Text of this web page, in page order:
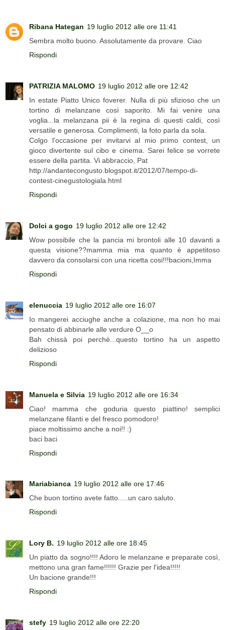
Ribana Hategan 19 luglio 2012 alle ore 11:41
Sembra molto buono. Assolutamente da provare. Ciao
Rispondi
PATRIZIA MALOMO 19 luglio 2012 alle ore 12:42
In estate Piatto Unico foverer. Nulla di più sfizioso che un
tortino di melanzane così saporito. Mi fai venire una
voglia...la melanzana pii è la regina di questi caldi, così
versatile e generosa. Complimenti, la foto parla da sola.
Colgo l'occasione per invitarvi al mio primo contest, un
gioco divertente sul cibo e cinema. Sarei felice se vorrete
essere della partita. Vi abbraccio, Pat
http://andantecongusto.blogspot.it/2012/07/tempo-di-
contest-cinegustologiala.html
Rispondi
Dolci a gogo 19 luglio 2012 alle ore 12:42
Wow possibile che la pancia mi brontoli alle 10 davanti a
questa visione??mamma mia ma quanto è appetitoso
davvero da consolarsi con una ricetta cosi!!!bacioni,Imma
Rispondi
elenuccia 19 luglio 2012 alle ore 16:07
Io mangerei acciughe anche a colazione, ma non ho mai
pensato di abbinarle alle verdure O__o
Bah chissà poi perchè...questo tortino ha un aspetto
delizioso
Rispondi
Manuela e Silvia 19 luglio 2012 alle ore 16:34
Ciao! mamma che goduria questo piattino! semplici
melanzane filanti e del fresco pomodoro!
piace moltissimo anche a noi!! :)
baci baci
Rispondi
Mariabianca 19 luglio 2012 alle ore 17:46
Che buon tortino avete fatto.....un caro saluto.
Rispondi
Lory B. 19 luglio 2012 alle ore 18:45
Un piatto da sogno!!!! Adoro le melanzane e preparate così,
mettono una gran fame!!!!!! Grazie per l'idea!!!!!
Un bacione grande!!!
Rispondi
stefy 19 luglio 2012 alle ore 22:20